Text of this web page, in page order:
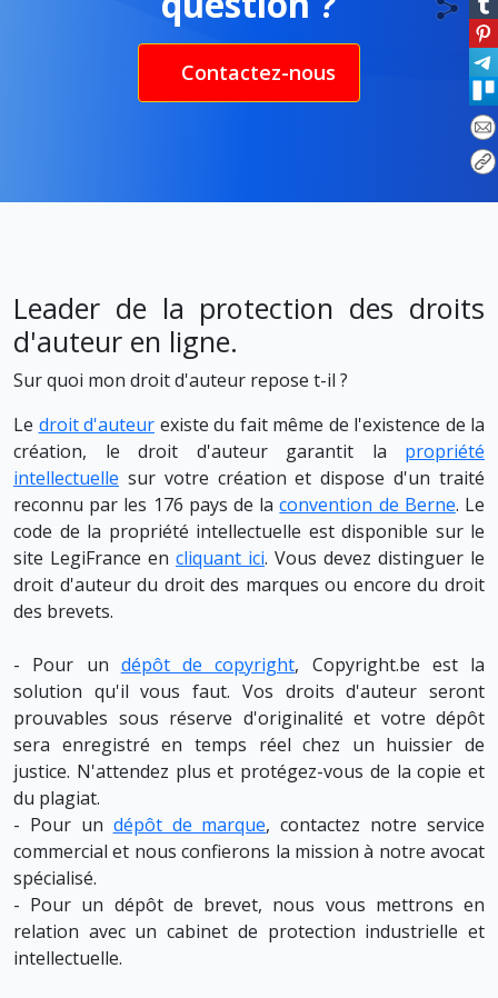
Contactez-nous
Leader de la protection des droits
d'auteur en ligne.
Sur quoi mon droit d'auteur repose t-il ?
Le droit d'auteur existe du fait même de l'existence de la
création, le droit d'auteur garantit la propriété
intellectuelle sur votre création et dispose d'un traité
reconnu par les 176 pays de laconvention de Berne. Le
code de la propriété intellectuelle est disponible sur le
site LegiFrance en cliquant ici. Vous devez distinguer le
droit d'auteur du droit des marques ou encore du droit
des brevets.
- Pour un dépôt de copyright, Copyright.be est la
solution qu'il vous faut. Vos droits d'auteur seront
prouvables sous réserve d'originalité et votre dépôt
sera enregistré en temps réel chez un huissier de
justice. N'attendez plus et protégez-vous de la copie et
du plagiat.
- Pour un dépôt de marque, contactez notre service
commercial et nous confierons la mission à notre avocat
spécialisé.
- Pour un dépôt de brevet, nous vous mettrons en
relation avec un cabinet de protection industrielle et
intellectuelle.